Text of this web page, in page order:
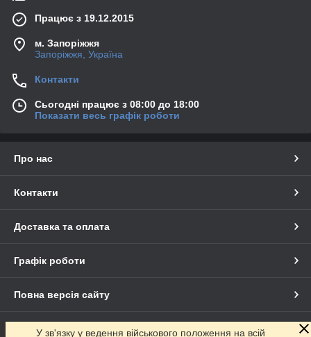
Працює з 19.12.2015
м. Запоріжжя
Запоріжжя, Україна
Контакти
Сьогодні працює з 08:00 до 18:00
Показати весь графік роботи
Про нас
Контакти
Доставка та оплата
Графік роботи
Повна версія сайту
Сайт створено на маркетплейсіProm.ua
У зв'язку у ведення військового положення на всій